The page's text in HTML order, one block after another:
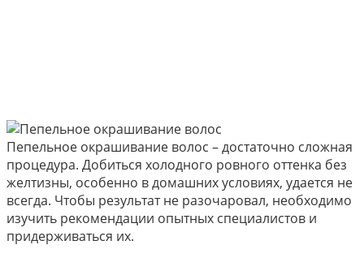
Пепельное окрашивание волос – достаточно сложная
процедура. Добиться холодного ровного оттенка без
желтизны, особенно в домашних условиях, удается не
всегда. Чтобы результат не разочаровал, необходимо
изучить рекомендации опытных специалистов и
придерживаться их.